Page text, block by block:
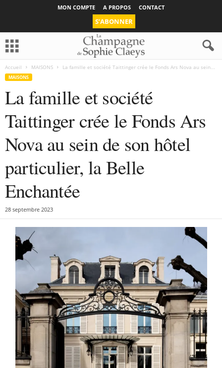
MON COMPTE A PROPOS CONTACT
S’ABONNER
Accueil MAISONS La famille et société Taittinger crée le Fonds Ars Nova au sein...
MAISONS
La famille et société
Taittinger crée le Fonds Ars
Nova au sein de son hôtel
particulier, la Belle
Enchantée
28 septembre 2023